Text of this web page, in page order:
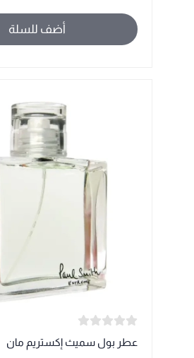
أضف للسلة
عطر بول سميث إكستريم مان